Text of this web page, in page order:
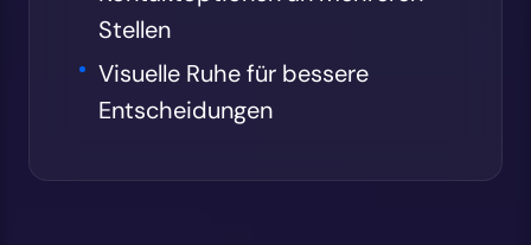
Stellen
Visuelle Ruhe für bessere
Entscheidungen